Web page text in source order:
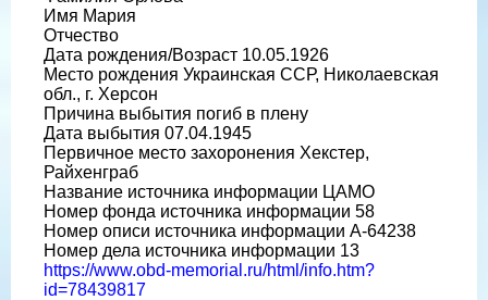
Имя Мария
Отчество
Дата рождения/Возраст 10.05.1926
Место рождения Украинская ССР, Николаевская
обл., г. Херсон
Причина выбытия погиб в плену
Дата выбытия 07.04.1945
Первичное место захоронения Хекстер,
Райхенграб
Название источника информации ЦАМО
Номер фонда источника информации 58
Номер описи источника информации A-64238
Номер дела источника информации 13
https://www.obd-memorial.ru/html/info.htm?
id=78439817